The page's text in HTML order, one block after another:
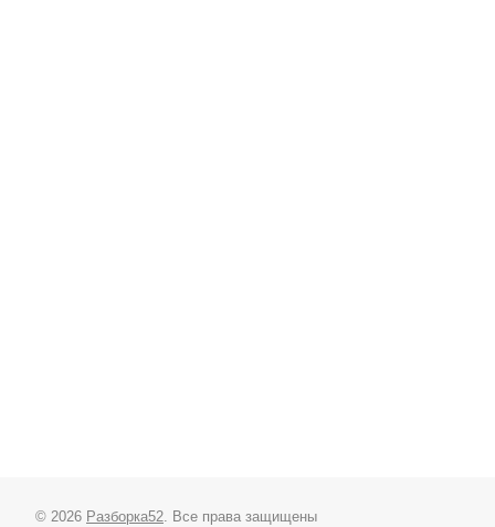
© 2026 Разборка52. Все права защищены